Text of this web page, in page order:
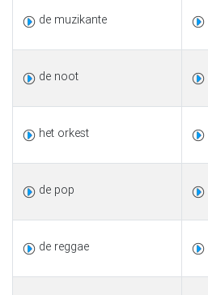
de muzikante
de noot
het orkest
de pop
de reggae